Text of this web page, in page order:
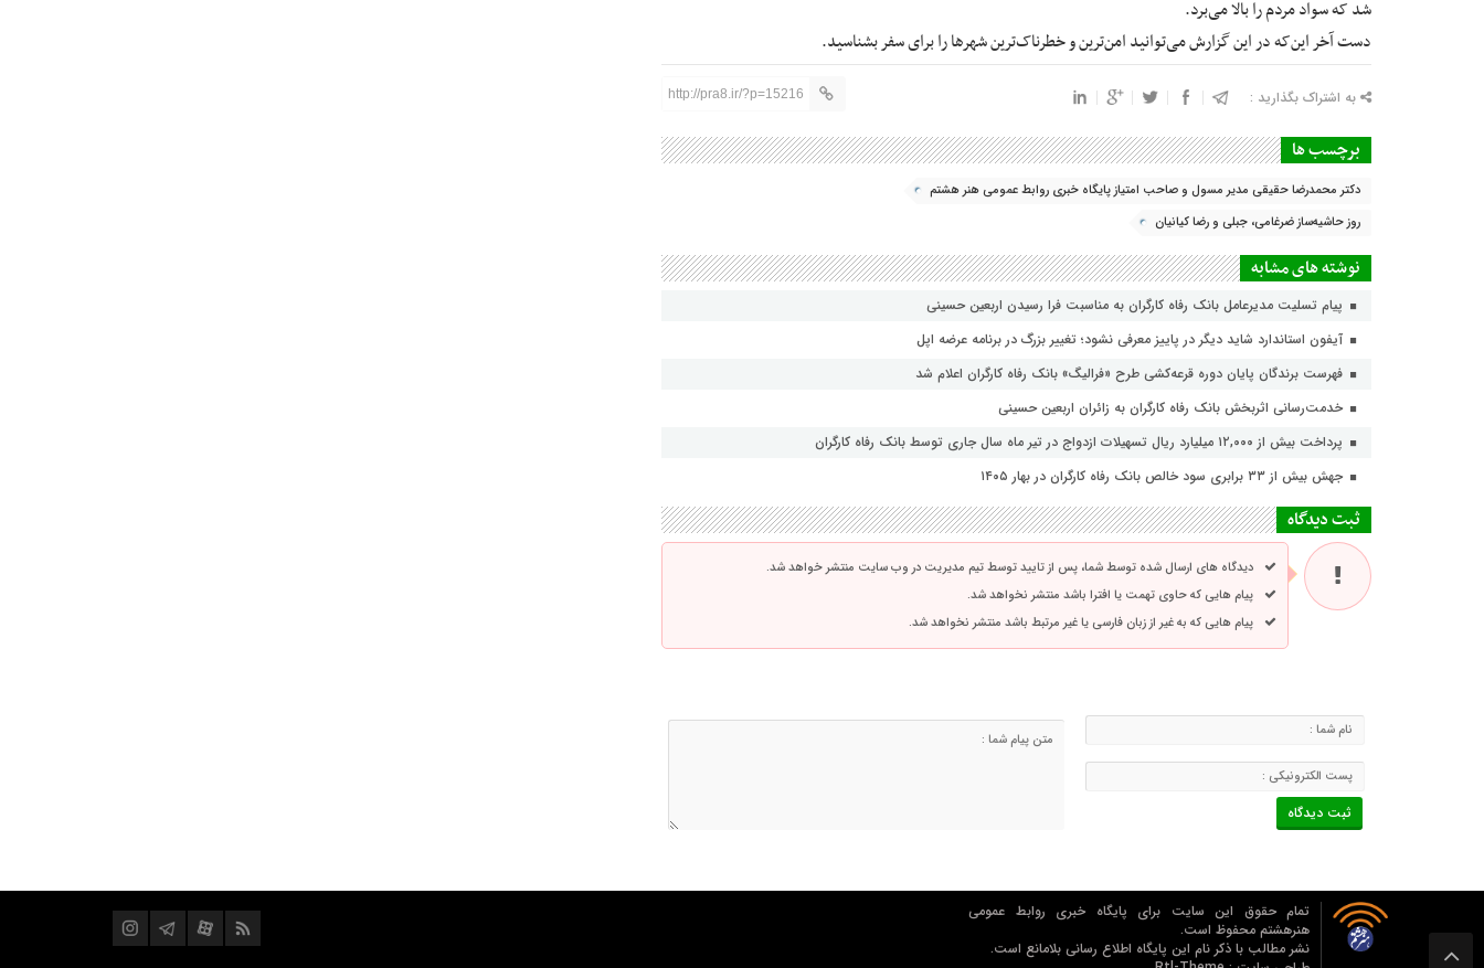
شد که سواد مردم را بالا می‌برد.
دست آخر این‌که در اینگزارشمی‌توانید امن‌ترین و خطرناک‌ترین شهرها را برای سفر بشناسید.
به اشتراک بگذارید : http://pra8.ir/?p=15216
برچسب ها
دکتر محمدرضا حقیقی مدیر مسول و صاحب امتیاز پایگاه خبری روابط عمومی هنر هشتم
روز حاشیه‌ساز ضرغامی، جبلی و رضا کیانیان
نوشته های مشابه
پیام تسلیت مدیرعامل بانک رفاه کارگران به مناسبت فرا رسیدن اربعین حسینی
آیفون استاندارد شاید دیگر در پاییز معرفی نشود؛ تغییر بزرگ در برنامه عرضه اپل
فهرست برندگان پایان دوره قرعه‌کشی طرح «فرالیگ» بانک رفاه کارگران اعلام شد
خدمت‌رسانی اثربخش بانک رفاه کارگران به زائران اربعین حسینی
پرداخت بیش از ۱۲,۰۰۰ میلیارد ریال تسهیلات ازدواج در تیر ماه سال جاری توسط بانک رفاه کارگران
جهش بیش از ۳۳ برابری سود خالص بانک رفاه کارگران در بهار ۱۴۰۵
ثبت دیدگاه
دیدگاه های ارسال شده توسط شما، پس از تایید توسط تیم مدیریت در وب سایت منتشر خواهد شد.
پیام هایی که حاوی تهمت یا افترا باشد منتشر نخواهد شد.
پیام هایی که به غیر از زبان فارسی یا غیر مرتبط باشد منتشر نخواهد شد.
تمام حقوق این سایت برای پایگاه خبری روابط عمومي
هنرهشتم محفوظ است.
نشر مطالب با ذکر نام اين پايگاه اطلاع رساني بلامانع است.